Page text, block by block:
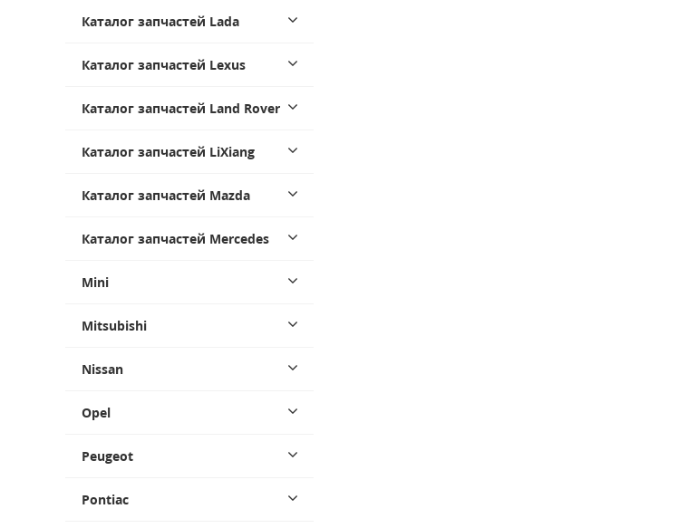
Каталог запчастей Lada
Каталог запчастей Lexus
Каталог запчастей Land Rover
Каталог запчастей LiXiang
Каталог запчастей Mazda
Каталог запчастей Mercedes
Mini
Mitsubishi
Nissan
Opel
Peugeot
Pontiac